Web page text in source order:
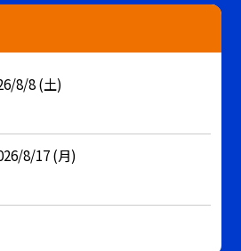
8/8 (土)
8/17 (月)